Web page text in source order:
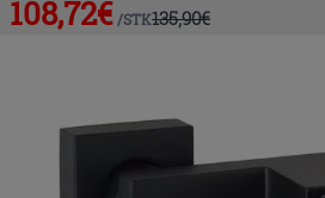
108,72€ /STK135,90€